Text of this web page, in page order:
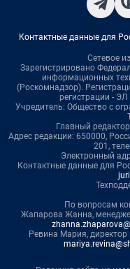
Контактные данные для
Сетевое
Зарегистрировано
информационных
(Роскомнадзор).
регистрации -
Учредитель: Общество с
Главный
Адрес редакции: 650000,
201,
Электронный
Контактные данные для
По вопросам
Жапарова Жанна,
Ревина Мария,